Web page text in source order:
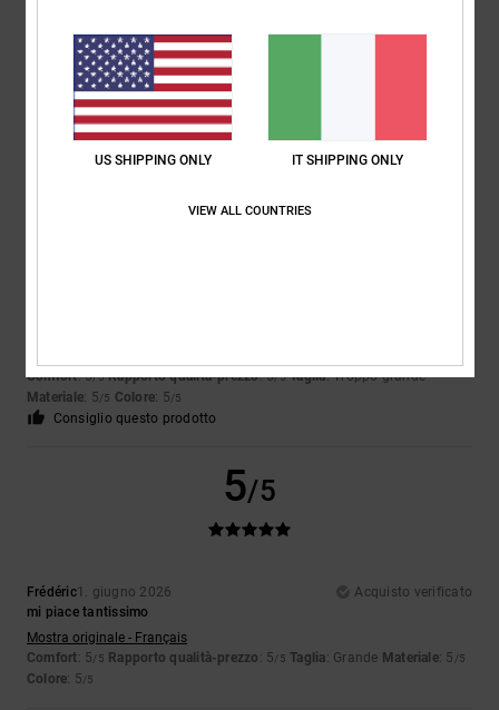
Mostra originale - Français
Comfort: 5/5 Rapporto qualità-prezzo
Materiale: 5/5 Colore: 5/5
Consiglio questo prodotto
5/5
Comfort: 5/5 Rapporto qualità-prezzo: 5/5 Taglia: Troppo grande
Materiale: 5/5 Colore: 5/5
Consiglio questo prodotto
5/5
Frédéric1. giugno 2026
Acquisto verificato
mi piace tantissimo
Mostra originale - Français
Comfort: 5/5 Rapporto qualità-prezzo : 5/5 Taglia: Grande Materiale: 5 /5
Colore: 5/5
US SHIPPING ONLY IT SHIPPING ONLY
VIEW ALL COUNTRIES